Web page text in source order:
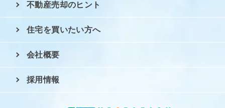
不動産売却のヒント
住宅を買いたい方へ
会社概要
採用情報